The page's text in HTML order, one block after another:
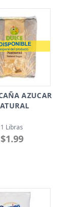
AZUCAR
1 Libras
$1.99